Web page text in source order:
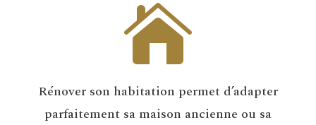

Rénover son habitation permet d’adapter
parfaitement sa maison ancienne ou sa